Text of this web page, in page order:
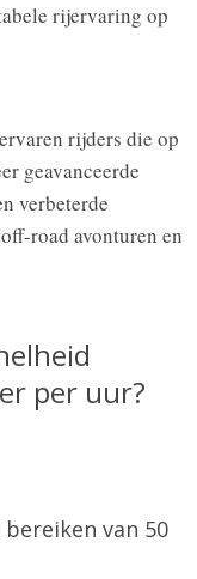
rijervaring op
rijders die op
geavanceerde
verbeterde
road avonturen en
per uur?
van 50